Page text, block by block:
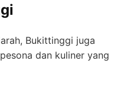
Bukittinggi juga
dan kuliner yang